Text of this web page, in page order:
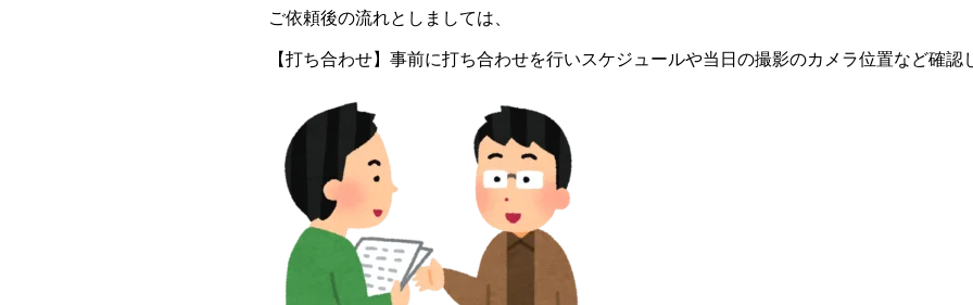
ご依頼後の流れとしましては、
【打ち合わせ】事前に打ち合わせを行いスケジュールや当日の撮影のカメラ位置など確認